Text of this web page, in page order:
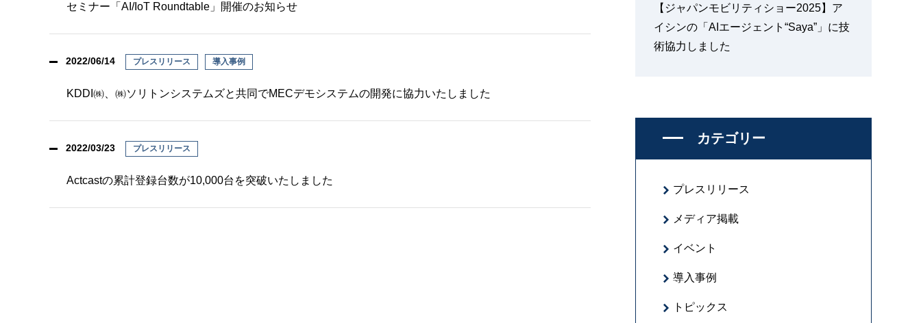
セミナー「AI/IoT Roundtable」開催のお知らせ
2022/06/14 プレスリリース 導入事例
KDDI㈱、㈱ソリトンシステムズと共同でMECデモシステムの開発に協⼒いたしました
2022/03/23 プレスリリース
Actcastの累計登録台数が10,000台を突破いたしました
【ジャパンモビリティショー2025】ア
イシンの「AIエージェント“Saya”」に技
術協力しました
カテゴリー
プレスリリース
メディア掲載
イベント
導入事例
トピックス